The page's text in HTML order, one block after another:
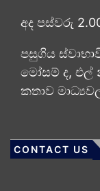
අද පස්වරු
පසුගිය
මෝසම් ද,
කතාව
CONTACT US